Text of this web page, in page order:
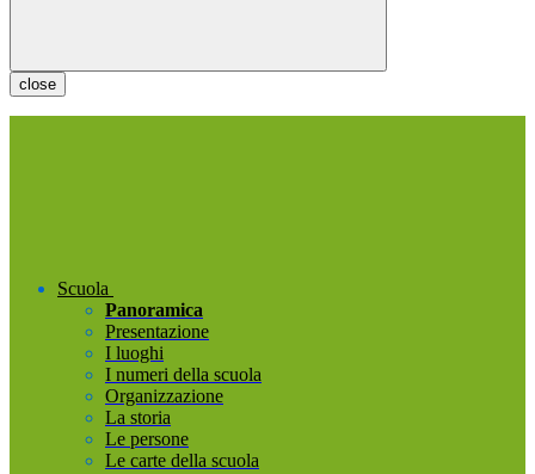
close
Scuola
Panoramica
Presentazione
I luoghi
I numeri della scuola
Organizzazione
La storia
Le persone
Le carte della scuola